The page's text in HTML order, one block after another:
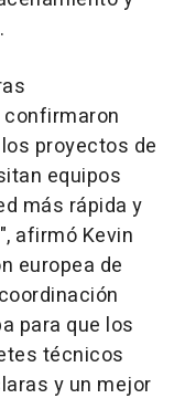
proyectos de
equipos
más rápida y
afirmó Kevin
europea de
para que los
técnicos
y un mejor